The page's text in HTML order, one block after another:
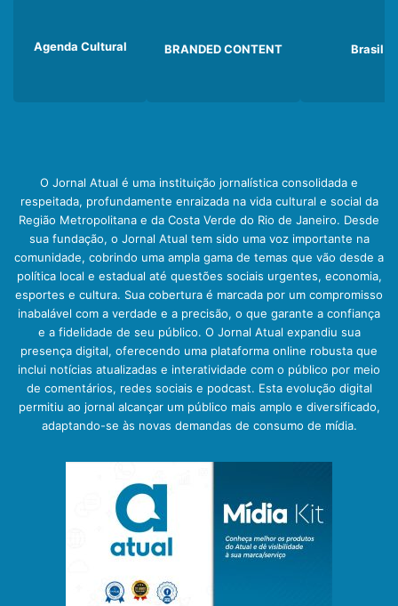
Agenda Cultural BRANDED CONTENT Brasil
O Jornal Atual é uma instituição jornalística consolidada e
respeitada, profundamente enraizada na vida cultural e social da
Região Metropolitana e da Costa Verde do Rio de Janeiro. Desde
sua fundação, o Jornal Atual tem sido uma voz importante na
comunidade, cobrindo uma ampla gama de temas que vão desde a
política local e estadual até questões sociais urgentes, economia,
esportes e cultura. Sua cobertura é marcada por um compromisso
inabalável com a verdade e a precisão, o que garante a confiança
e a fidelidade de seu público. O Jornal Atual expandiu sua
presença digital, oferecendo uma plataforma online robusta que
inclui notícias atualizadas e interatividade com o público por meio
de comentários, redes sociais e podcast. Esta evolução digital
permitiu ao jornal alcançar um público mais amplo e diversificado,
adaptando-se às novas demandas de consumo de mídia.